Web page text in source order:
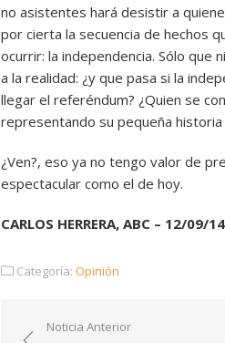
no asistentes hará desistir a
por cierta la secuencia de hechos
ocurrir: la independencia. Sólo que
a la realidad: ¿y que pasa si la
llegar el referéndum? ¿Quien se
representando su pequeña
¿Ven?, eso ya no tengo valor de
espectacular como el de hoy.
CARLOS HERRERA, ABC – 12/09/14
Categoría: Opinión
Navegación
Noticia Anterior